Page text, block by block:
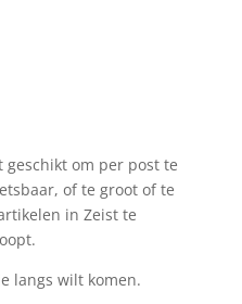
om per post te
of te groot of te
in Zeist te
langs wilt komen.